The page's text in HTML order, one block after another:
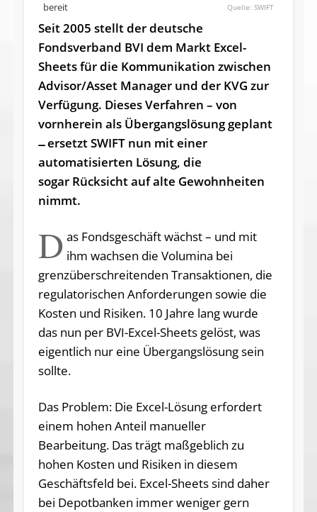
bereit
SWIFT
Seit 2005 stellt der deutsche
Fondsverband BVI dem Markt Excel-
Sheets für die Kommunikation zwischen
Advisor/Asset Manager und der KVG zur
Verfügung. Dieses Verfahren – von
vornherein als Übergangslösung geplant
̶ ersetzt SWIFT nun mit einer
automatisierten Lösung, die
sogar Rücksicht auf alte Gewohnheiten
nimmt.
D as Fondsgeschäft wächst – und mit
ihm wachsen die Volumina bei
grenzüberschreitenden Transaktionen, die
regulatorischen Anforderungen sowie die
Kosten und Risiken. 10 Jahre lang wurde
das nun per BVI-Excel-Sheets gelöst, was
eigentlich nur eine Übergangslösung sein
sollte.
Das Problem: Die Excel-Lösung erfordert
einem hohen Anteil manueller
Bearbeitung. Das trägt maßgeblich zu
hohen Kosten und Risiken in diesem
Geschäftsfeld bei. Excel-Sheets sind daher
bei Depotbanken immer weniger gern